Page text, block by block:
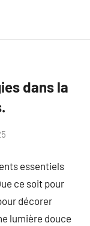
dans la
essentiels
ce soit pour
décorer
lumière douce